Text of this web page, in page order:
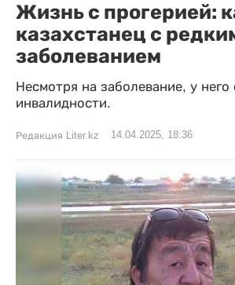
Жизнь с прогерией:
казахстанец с
заболеванием
Несмотря на заболевание, у него
инвалидности.
Редакция Liter.kz 14.04.2025, 18:36